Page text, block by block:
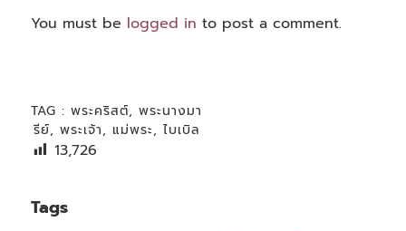
You must be logged in to post a comment.
TAG :พระคริสต์,พระนางมา
รีย์, พระเจ้า, แม่พระ, ไบเบิล
13,726
Tags